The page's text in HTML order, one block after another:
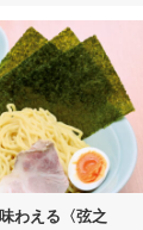
味わえる〈弦之